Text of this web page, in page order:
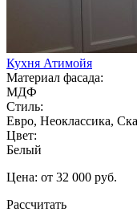
Кухня Атимойя
Материал фасада:
МДФ
Стиль:
Евро, Неоклассика,
Цвет:
Белый
Цена: от 32 000 руб.
Рассчитать